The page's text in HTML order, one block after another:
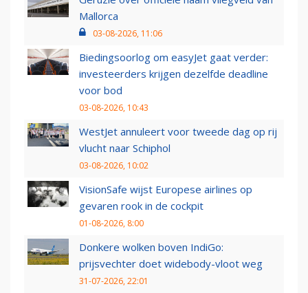
Mallorca
03-08-2026, 11:06
Biedingsoorlog om easyJet gaat verder:
investeerders krijgen dezelfde deadline
voor bod
03-08-2026, 10:43
WestJet annuleert voor tweede dag op rij
vlucht naar Schiphol
03-08-2026, 10:02
VisionSafe wijst Europese airlines op
gevaren rook in de cockpit
01-08-2026, 8:00
Donkere wolken boven IndiGo:
prijsvechter doet widebody-vloot weg
31-07-2026, 22:01